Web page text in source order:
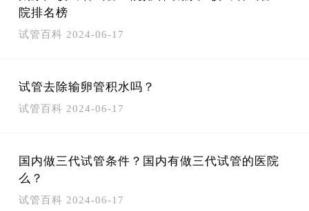
院排名榜
试管百科 2024-06-17
试管去除输卵管积水吗？
试管百科 2024-06-17
国内做三代试管条件？国内有做三代试管的医院
么？
试管百科 2024-06-17